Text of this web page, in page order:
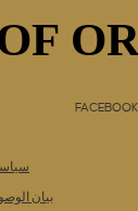
FACEBOOK
بيان